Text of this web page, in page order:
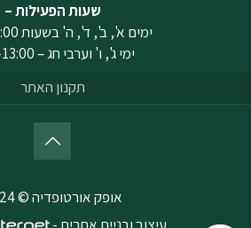
שעות הפעילות –
ימים א', ב', ד', ה' בשעות 9:00-19:00
ימי ג', ו' וערבי חג – 9:00-13:00
תקנון האתר
אופק אורטופדיה © 2024